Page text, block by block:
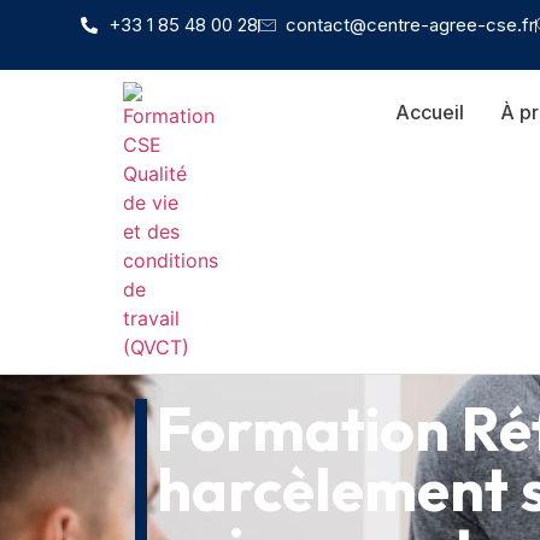
+33 1 85 48 00 28 contact@centre-agree-cse.fr
Accueil À
Formation
harcèlement